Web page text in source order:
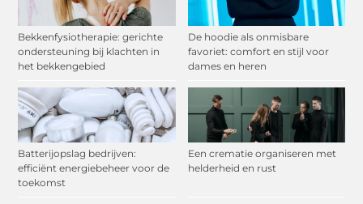
Bekkenfysiotherapie: gerichte
ondersteuning bij klachten in
het bekkengebied
De hoodie als onmisbare
favoriet: comfort en stijl voor
dames en heren
Batterijopslag bedrijven:
efficiënt energiebeheer voor de
toekomst
Een crematie organiseren met
helderheid en rust